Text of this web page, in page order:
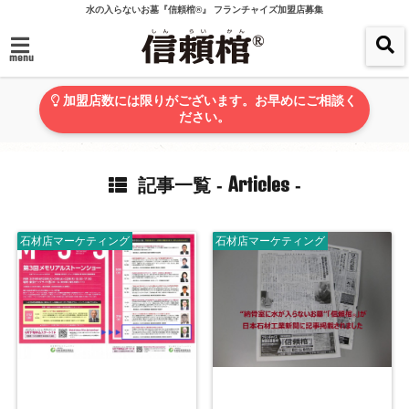
水の入らないお墓『信頼棺®』 フランチャイズ加盟店募集
menu
加盟店数には限りがございます。お早めにご相談く
ださい。
記事一覧 - Articles-
石材店マーケティング 石材店マーケティング